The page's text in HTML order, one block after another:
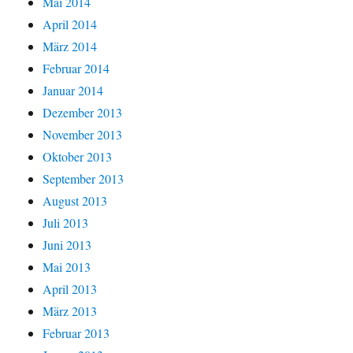
April 2014
März 2014
Februar 2014
Januar 2014
Dezember 2013
November 2013
Oktober 2013
September 2013
August 2013
Juli 2013
Juni 2013
Mai 2013
April 2013
März 2013
Februar 2013